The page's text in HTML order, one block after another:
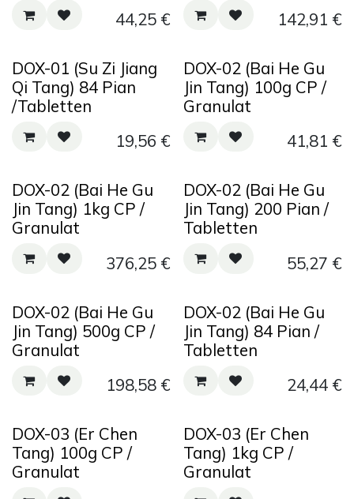
44,25€
142,91 €
DOX-01 (Su Zi Jiang
Qi Tang) 84 Pian
/Tabletten
19,56 €
DOX-02 (Bai He Gu
Jin Tang) 100g CP /
Granulat
41,81 €
DOX-02 (Bai He Gu
Jin Tang) 1kg CP /
Granulat
376,25€
DOX-02 (Bai He Gu
Jin Tang) 200 Pian /
Tabletten
55,27 €
DOX-02 (Bai He Gu
Jin Tang) 500g CP /
Granulat
198,58€
DOX-02 (Bai He Gu
Jin Tang) 84 Pian /
Tabletten
24,44€
DOX-03 (Er Chen
Tang) 100g CP /
Granulat
DOX-03 (Er Chen
Tang) 1kg CP /
Granulat